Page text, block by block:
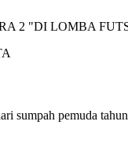
2 "DI LOMBA
sumpah pemuda